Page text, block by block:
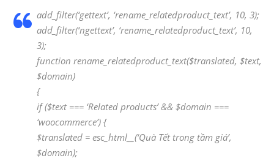
add_filter(‘gettext’, ‘rename_relatedproduct_text’, 10, 3);
add_filter(‘ngettext’, ‘rename_relatedproduct_text’, 10,
3);
function rename_relatedproduct_text($translated, $text,
$domain)
{
if ($text === ‘Related products’ && $domain ===
‘woocommerce’) {
$translated = esc_html__(‘Quà Tết trong tầm giá’,
$domain);